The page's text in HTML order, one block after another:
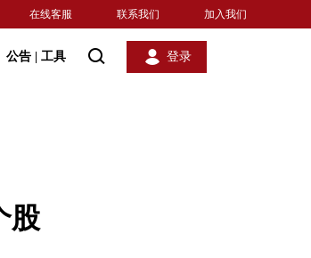
在线客服 联系我们 加入我们
公告 工具 登录
股